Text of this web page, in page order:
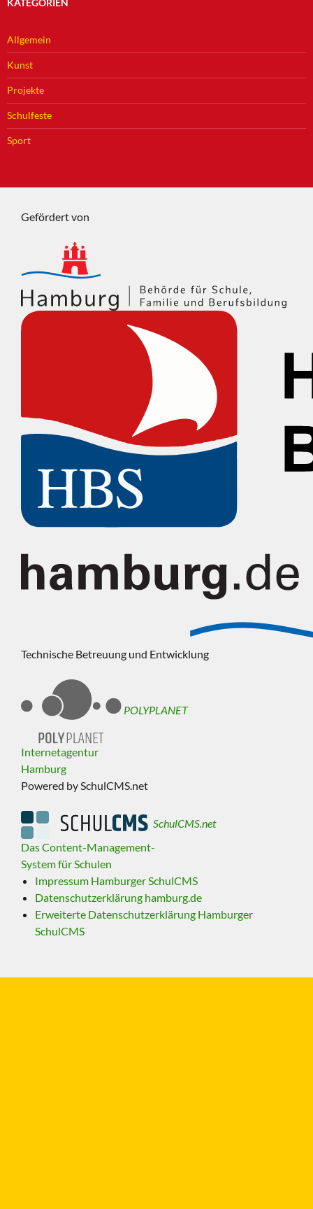
KATEGORIEN
Allgemein
Kunst
Projekte
Schulfeste
Sport
Gefördert von
Technische Betreuung und Entwicklung
POLYPLANET
Internetagentur
Hamburg
Powered by SchulCMS.net
SchulCMS.net
Das Content-Management-
System für Schulen
Impressum Hamburger SchulCMS
Datenschutzerklärung hamburg.de
Erweiterte Datenschutzerklärung Hamburger
SchulCMS